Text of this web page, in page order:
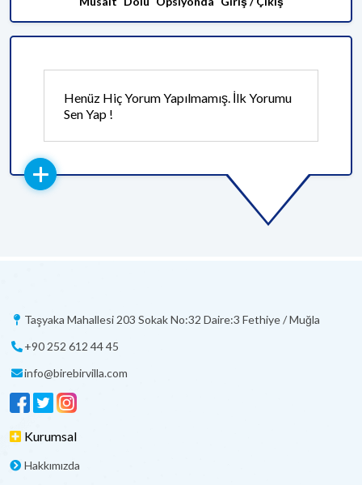
Henüz Hiç Yorum Yapılmamış. İlk Yorumu
Sen Yap !
Taşyaka Mahallesi 203 Sokak No:32 Daire:3 Fethiye / Muğla
+90 252 612 44 45
info@birebirvilla.com
Kurumsal
Hakkımızda